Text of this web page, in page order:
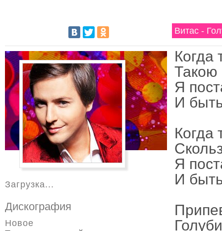
Витас -
Когда
Такою
Я
И
Когда
Я
И
Загрузка...
Дискография
Новое